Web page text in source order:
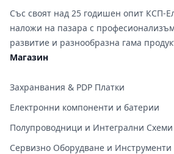
Със своят над 25 годишен опит КСП-
наложи на пазара с
развитие и разнообразна гама
Магазин
Захранвания & PDP Платки
Електронни компоненти и батерии
Полупроводници и Интегрални Схеми
Сервизно Оборудване и Инструменти